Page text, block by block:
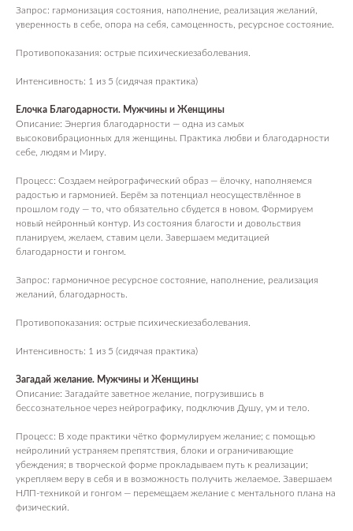
Запрос: гармонизация состояния, наполнение, реализация желаний,
уверенность в себе, опора на себя, самоценность, ресурсное состояние.
Противопоказания: острые психическиезаболевания.
Интенсивность: 1 из 5 (сидячая практика)
Елочка Благодарности. Мужчины и Женщины
Описание: Энергия благодарности — одна из самых
высоковибрационных для женщины. Практика любви и благодарности
себе, людям и Миру.
Процесс: Создаем нейрографический образ — ёлочку, наполняемся
радостью и гармонией. Берём за потенциал неосуществлённое в
прошлом году — то, что обязательно сбудется в новом. Формируем
новый нейронный контур. Из состояния благости и довольствия
планируем, желаем, ставим цели. Завершаем медитацией
благодарности и гонгом.
Запрос: гармоничное ресурсное состояние, наполнение, реализация
желаний, благодарность.
Противопоказания: острые психическиезаболевания.
Интенсивность: 1 из 5 (сидячая практика)
Загадай желание. Мужчины и Женщины
Описание: Загадайте заветное желание, погрузившись в
бессознательное через нейрографику, подключив Душу, ум и тело.
Процесс: В ходе практики чётко формулируем желание; с помощью
нейролиний устраняем препятствия, блоки и ограничивающие
убеждения; в творческой форме прокладываем путь к реализации;
укрепляем веру в себя и в возможность получить желаемое. Завершаем
НЛП‑техникой и гонгом — перемещаем желание с ментального плана на
физический.